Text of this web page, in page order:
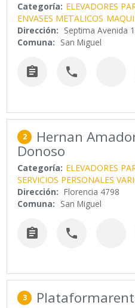
Categoría: ELEVADORES
ENVASES METALICOS
Dirección: Septima Avenida
Comuna: San Miguel
 
2 Hernan
Donoso
Categoría: ELEVADORES
SERVICIOS PERSONALES
Dirección: Florencia 4798
Comuna: San Miguel
 
3